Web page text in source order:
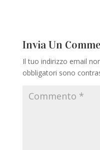
Invia Un
Il tuo indirizzo email
obbligatori sono